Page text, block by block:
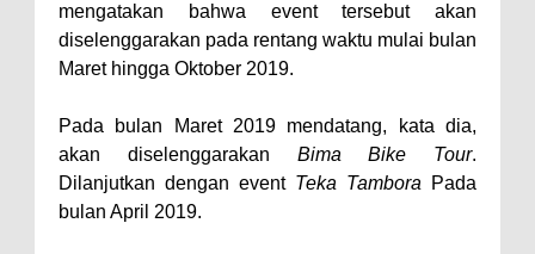
Silaturahmi dengan Masyarakat
Antusiasnya Warga dan Polisi
Spanyol di Mapolres Bima
Wali Kota Bima Tinjau Finalisasi
mengatakan bahwa event tersebut akan
diselenggarakan pada rentang waktu mulai bulan
Maret hingga Oktober 2019.
Pada bulan Maret 2019 mendatang, kata dia,
akan diselenggarakan Bima Bike Tour.
Dilanjutkan dengan event Teka Tambora
Pada
bulan April 2019.